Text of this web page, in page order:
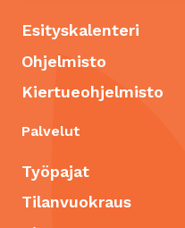
Esityskalenteri
Ohjelmisto
Kiertueohjelmisto
Palvelut
Työpajat
Tilanvuokraus